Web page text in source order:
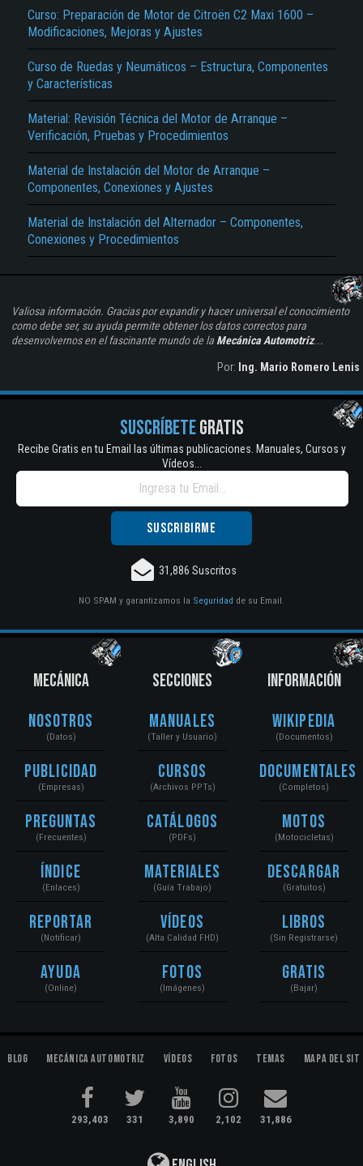
Curso: Preparación de Motor de Citroën C2 Maxi 1600 –
Modificaciones, Mejoras y Ajustes
Curso de Ruedas y Neumáticos – Estructura, Componentes
y Características
Material: Revisión Técnica del Motor de Arranque –
Verificación, Pruebas y Procedimientos
Material de Instalación del Motor de Arranque –
Componentes, Conexiones y Ajustes
Material de Instalación del Alternador – Componentes,
Conexiones y Procedimientos
Valiosa información. Gracias por expandir y hacer universal el conocimiento
como debe ser, su ayuda permite obtener los datos correctos para
desenvolvernos en el fascinante mundo de la Mecánica Automotriz...
Por: Ing. Mario Romero Lenis
SUSCRÍBETEGRATIS
Recibe Gratis en tu Email las últimas publicaciones. Manuales, Cursos y
Vídeos...
31,886 Suscritos
NO SPAM y garantizamos la Seguridad de su Email.
MECÁNICA
Nosotros
(Datos)
Publicidad
(Empresas)
Preguntas
(Frecuentes)
Índice
(Enlaces)
Reportar
(Notificar)
Ayuda
(Online)
SECCIONES
Manuales
(Taller y Usuario)
Cursos
(Archivos PPTs)
Catálogos
(PDFs)
Materiales
(Guía Trabajo)
Vídeos
(Alta Calidad FHD)
Fotos
(Imágenes)
INFORMACIÓN
Wikipedia
(Documentos)
Documentales
(Completos)
Motos
(Motocicletas)
Descargar
(Gratuitos)
Libros
(Sin Registrarse)
Gratis
(Bajar)
Blog Mecánica Automotriz Vídeos Fotos Temas Mapa del
293,403 331 3,890 2,102 31,886